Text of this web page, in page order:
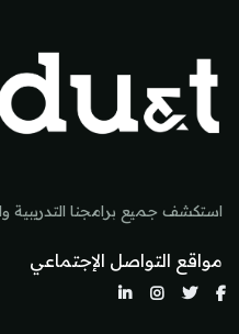
استكشف جميع برامجنا التدريبية
مواقع التواصل الإجتماعي